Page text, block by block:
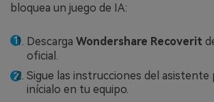
bloquea un juego de IA:
Descarga Wondershare Recoverit
oficial.
Sigue las instrucciones del asistente
inícialo en tu equipo.